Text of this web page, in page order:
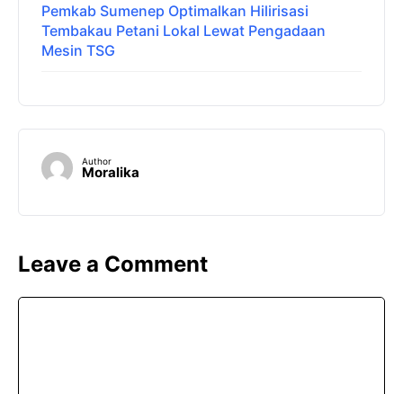
Pemkab Sumenep Optimalkan Hilirisasi
Tembakau Petani Lokal Lewat Pengadaan
Mesin TSG
Author
Moralika
Leave a Comment